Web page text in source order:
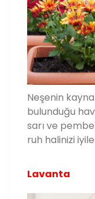
Neşenin
bulunduğu
sarı ve
ruh halinizi
Lavanta